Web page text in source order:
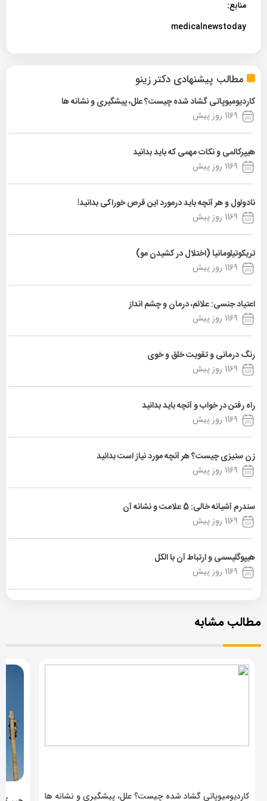
مطالب پیشنهادی دکتر زینو
کاردیومیوپاتی گشاد شده چیست؟ علل، پیشگیری و نشانه ها
1169 روز پیش
هیپرکالمی و نکات مهمی که باید بدانید
1169 روز پیش
نادولول و هر آنچه باید درمورد این قرص خوراکی بدانید!
1169 روز پیش
تریکوتیلومانیا (اختلال در کشیدن مو)
1169 روز پیش
اعتیاد جنسی: علائم، درمان و چشم انداز
1169 روز پیش
رنگ درمانی و تقویت خلق و خوی
1169 روز پیش
راه رفتن در خواب و آنچه باید بدانید
1169 روز پیش
زن ستیزی چیست؟ هر آنچه مورد نیاز است بدانید
1169 روز پیش
سندرم آشیانه خالی: 5 علامت و نشانه آن
1169 روز پیش
هیپوگلیسمی و ارتباط آن با الکل
1169 روز پیش
منابع:
medicalnewstoday
مطالب مشابه
کاردیومیوپاتی گشاد شده چیست؟ علل، پیشگیری و نشانه ها